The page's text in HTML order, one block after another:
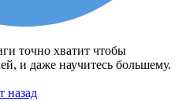
точно хватит чтобы
и даже научитесь большему.
назад